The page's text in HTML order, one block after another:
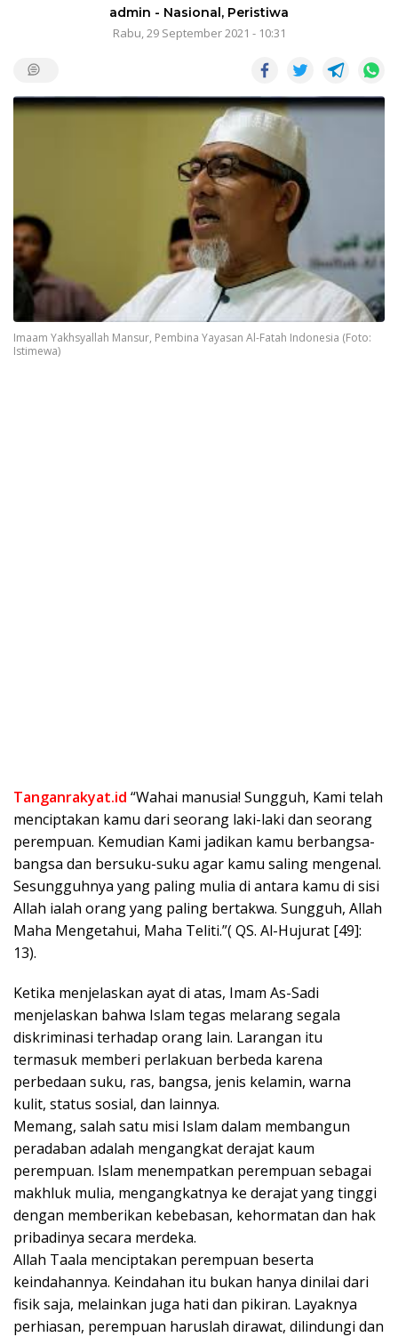
admin - Nasional, Peristiwa
Rabu, 29 September 2021 - 10:31
Imaam Yakhsyallah Mansur, Pembina Yayasan Al-Fatah Indonesia (Foto:
Istimewa)
Tanganrakyat.id “Wahai manusia! Sungguh, Kami telah
menciptakan kamu dari seorang laki-laki dan seorang
perempuan. Kemudian Kami jadikan kamu berbangsa-
bangsa dan bersuku-suku agar kamu saling mengenal.
Sesungguhnya yang paling mulia di antara kamu di sisi
Allah ialah orang yang paling bertakwa. Sungguh, Allah
Maha Mengetahui, Maha Teliti.”( QS. Al-Hujurat [49]:
13).
Ketika menjelaskan ayat di atas, Imam As-Sadi
menjelaskan bahwa Islam tegas melarang segala
diskriminasi terhadap orang lain. Larangan itu
termasuk memberi perlakuan berbeda karena
perbedaan suku, ras, bangsa, jenis kelamin, warna
kulit, status sosial, dan lainnya.
Memang, salah satu misi Islam dalam membangun
peradaban adalah mengangkat derajat kaum
perempuan. Islam menempatkan perempuan sebagai
makhluk mulia, mengangkatnya ke derajat yang tinggi
dengan memberikan kebebasan, kehormatan dan hak
pribadinya secara merdeka.
Allah Taala menciptakan perempuan beserta
keindahannya. Keindahan itu bukan hanya dinilai dari
fisik saja, melainkan juga hati dan pikiran. Layaknya
perhiasan, perempuan haruslah dirawat, dilindungi dan